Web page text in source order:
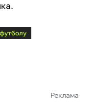
Реклама